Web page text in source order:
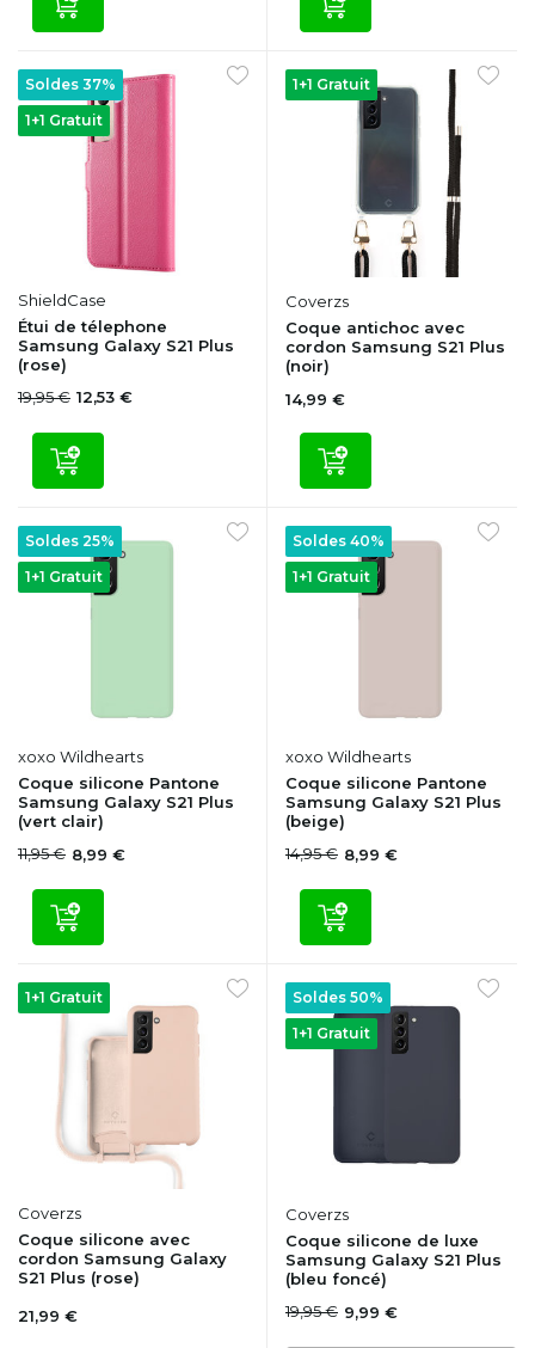
1+1 Gratuit
Soldes 37%
ShieldCase
Étui de télephone
Samsung Galaxy S21 Plus
(rose)
19,95 € 12,53 €
1+1 Gratuit
Coverzs
Coque antichoc avec
cordon Samsung S21 Plus
(noir)
14,99 €
1+1 Gratuit
Soldes 25%
xoxo Wildhearts
Coque silicone Pantone
Samsung Galaxy S21 Plus
(vert clair)
11,95 € 8,99 €
1+1 Gratuit
Soldes 40%
xoxo Wildhearts
Coque silicone Pantone
Samsung Galaxy S21 Plus
(beige)
14,95 € 8,99 €
1+1 Gratuit
Coverzs
Coque silicone avec
cordon Samsung Galaxy
S21 Plus (rose)
21,99 €
1+1 Gratuit
Soldes 50%
Coverzs
Coque silicone de luxe
Samsung Galaxy S21 Plus
(bleu foncé)
19,95 € 9,99 €